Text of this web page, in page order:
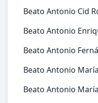
Beato Antonio Cid
Beato Antonio
Beato Antonio
Beato Antonio
Beato Antonio